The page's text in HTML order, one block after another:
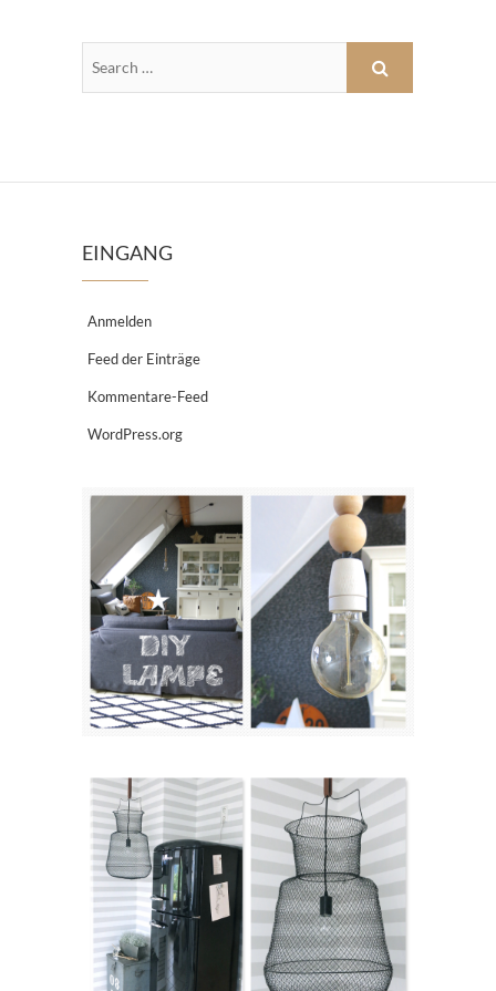
EINGANG
Anmelden
Feed der Einträge
Kommentare-Feed
WordPress.org